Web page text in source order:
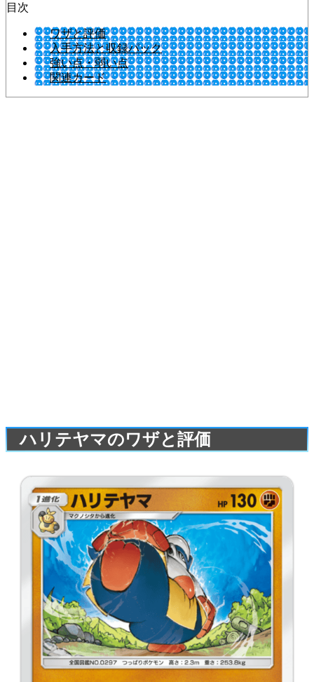
目次
ワザと評価
入手方法と収録パック
強い点・弱い点
関連カード
ハリテヤマのワザと評価